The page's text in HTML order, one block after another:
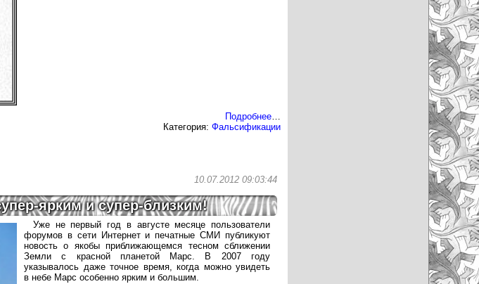
Подробнее…
Категория: Фальсификации
10.07.2012 09:03:44
ярким и супер-близким!
Уже не первый год в августе месяце пользователи
форумов в сети Интернет и печатные СМИ публикуют
новость о якобы приближающемся тесном сближении
Земли с красной планетой Марс. В 2007 году
указывалось даже точное время, когда можно увидеть
в небе Марс особенно ярким и большим.